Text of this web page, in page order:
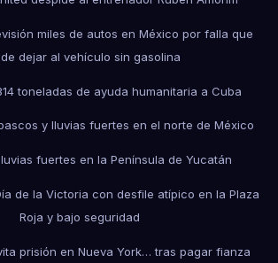
miles de autos en México por falla que
dejar al vehículo sin gasolina
toneladas de ayuda humanitaria a Cuba
y lluvias fuertes en el norte de México
fuertes en la Península de Yucatán
de la Victoria con desfile atípico en la Plaza
Roja y bajo seguridad
prisión en Nueva York… tras pagar fianza